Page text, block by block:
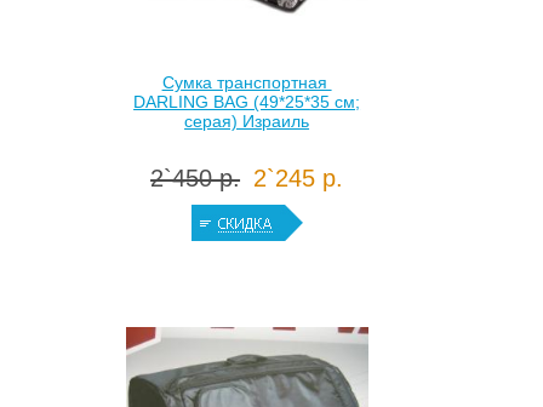
Сумка транспортная
DARLING BAG (49*25*35 см;
серая) Израиль
2`450 р. 2`245 р.